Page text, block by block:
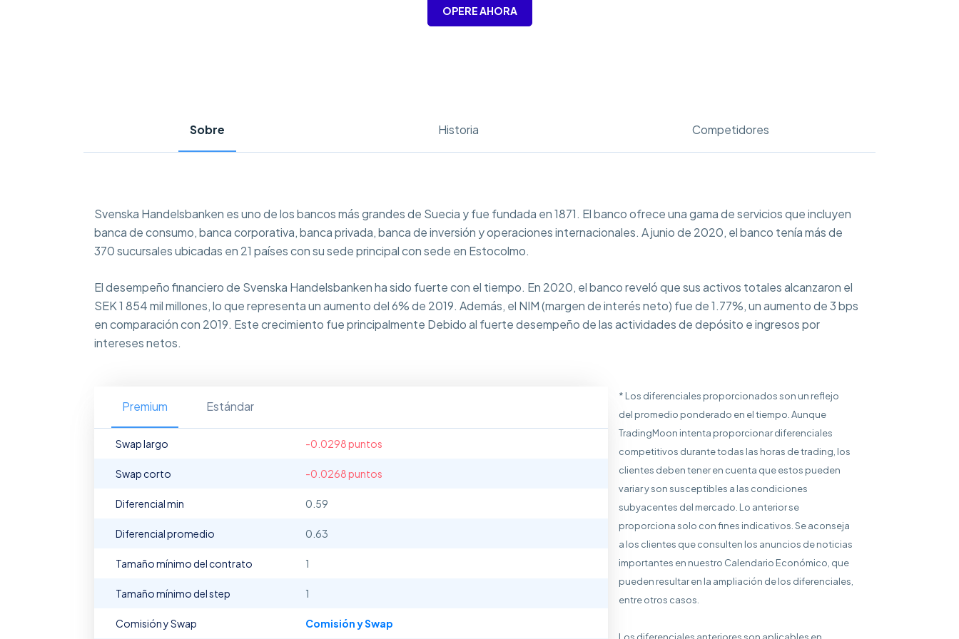
OPERE AHORA
Sobre Historia Competidores
Svenska Handelsbanken es uno de los bancos más grandes de Suecia y fue fundada en 1871. El banco ofrece una gama de servicios que incluyen
banca de consumo, banca corporativa, banca privada, banca de inversión y operaciones internacionales. A junio de 2020, el banco tenía más de
370 sucursales ubicadas en 21 países con su sede principal con sede en Estocolmo.
El desempeño financiero de Svenska Handelsbanken ha sido fuerte con el tiempo. En 2020, el banco reveló que sus activos totales alcanzaron el
SEK 1 854 mil millones, lo que representa un aumento del 6% de 2019. Además, el NIM (margen de interés neto) fue de 1.77%, un aumento de 3 bps
en comparación con 2019. Este crecimiento fue principalmente Debido al fuerte desempeño de las actividades de depósito e ingresos por
intereses netos.
Premium Estándar
Swap largo -0.0298 puntos
Swap corto -0.0268 puntos
Diferencial min 0.59
Diferencial promedio 0.63
Tamaño mínimo del contrato 1
Tamaño mínimo del step 1
Comisión y Swap Comisión y Swap
* Los diferenciales proporcionados son un reflejo
del promedio ponderado en el tiempo. Aunque
TradingMoon intenta proporcionar diferenciales
competitivos durante todas las horas de trading, los
clientes deben tener en cuenta que estos pueden
variar y son susceptibles a las condiciones
subyacentes del mercado. Lo anterior se
proporciona solo con fines indicativos. Se aconseja
a los clientes que consulten los anuncios de noticias
importantes en nuestro Calendario Económico, que
pueden resultar en la ampliación de los diferenciales,
entre otros casos.